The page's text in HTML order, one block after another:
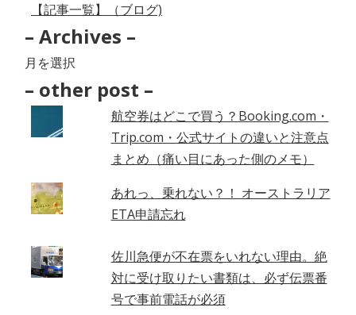
【記事一覧】（ブログ)
– Archives –
–
Archives
– other post –
航空券はどこで買う？Booking.com・
Trip.com・公式サイトの違いと注意点
まとめ（痛い目にあった側のメモ）
あれっ、乗れない？！ オーストラリア
ETA申請忘れ
佐川急便が不在票をいれない理由。絶
対に受け取りたい書類は、必ず伝票番
号で事前電話が必須